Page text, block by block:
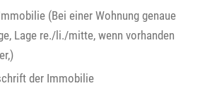
(Bei einer Wohnung genaue
Lage re./li./mitte, wenn vorhanden
der Immobilie